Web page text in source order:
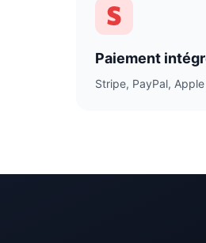
Paiement
Stripe, PayPal,